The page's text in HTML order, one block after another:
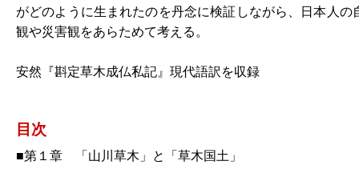
がどのように生まれたのを丹念に検証しながら、日本人の
観や災害観をあらためて考える。
安然『斟定草木成仏私記』現代語訳を収録
目次
■第１章 「山川草木」と「草木国土」